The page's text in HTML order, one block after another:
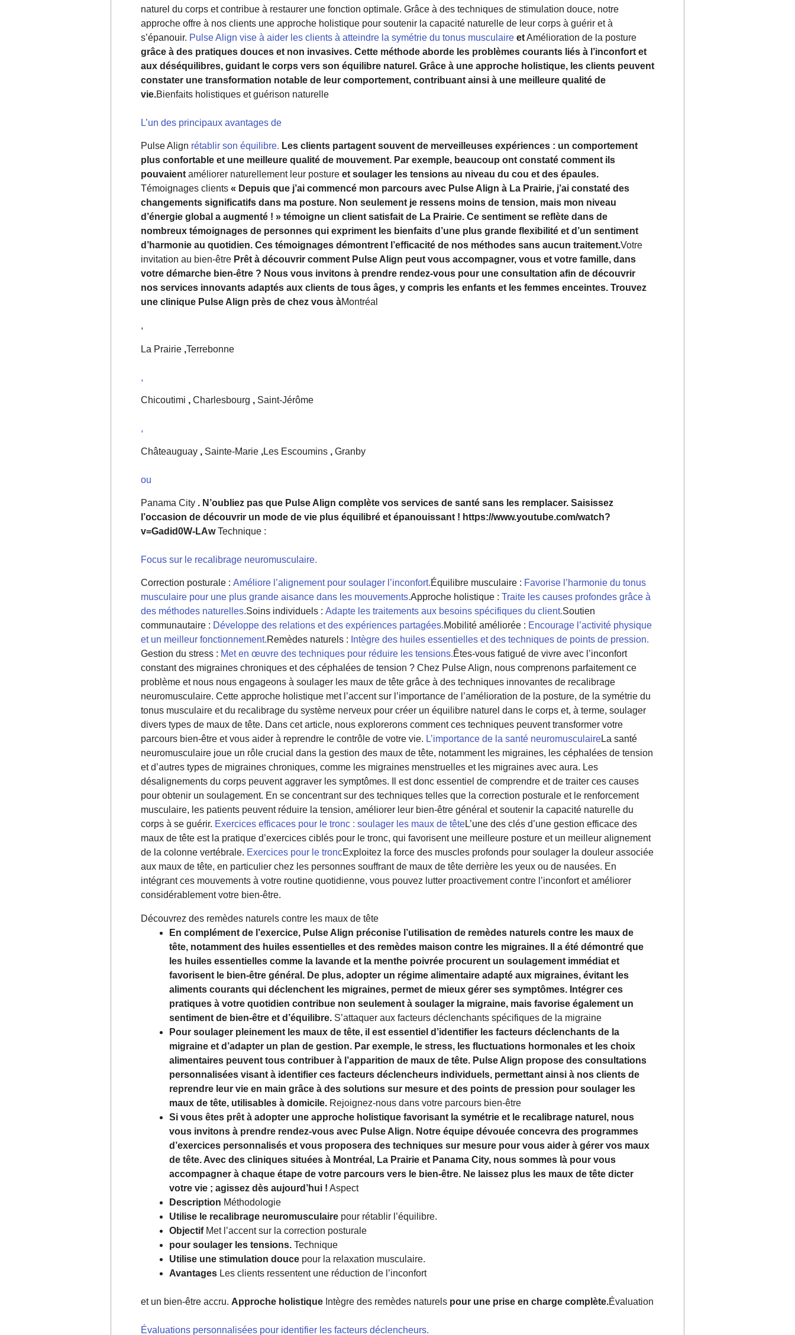
naturel du corps et contribue à restaurer une fonction optimale. Grâce à des techniques de stimulation douce, notre
approche offre à nos clients une approche holistique pour soutenir la capacité naturelle de leur corps à guérir et à
s’épanouir. Pulse Align vise à aider les clients à atteindre la symétrie du tonus musculaire etAmélioration de la posture
grâce à des pratiques douces et non invasives. Cette méthode aborde les problèmes courants liés à l’inconfort et
aux déséquilibres, guidant le corps vers son équilibre naturel. Grâce à une approche holistique, les clients peuvent
constater une transformation notable de leur comportement, contribuant ainsi à une meilleure qualité de
vie.Bienfaits holistiques et guérison naturelle
L’un des principaux avantages de
Pulse Align rétablir son équilibre. Les clients partagent souvent de merveilleuses expériences : un comportement
plus confortable et une meilleure qualité de mouvement. Par exemple, beaucoup ont constaté comment ils
pouvaient améliorer naturellement leur posture et soulager les tensions au niveau du cou et des épaules.
Témoignages clients « Depuis que j’ai commencé mon parcours avec Pulse Align à La Prairie, j’ai constaté des
changements significatifs dans ma posture. Non seulement je ressens moins de tension, mais mon niveau
d’énergie global a augmenté ! » témoigne un client satisfait de La Prairie. Ce sentiment se reflète dans de
nombreux témoignages de personnes qui expriment les bienfaits d’une plus grande flexibilité et d’un sentiment
d’harmonie au quotidien. Ces témoignages démontrent l’efficacité de nos méthodes sans aucun traitement.Votre
invitation au bien-être Prêt à découvrir comment Pulse Align peut vous accompagner, vous et votre famille, dans
votre démarche bien-être ? Nous vous invitons à prendre rendez-vous pour une consultation afin de découvrir
nos services innovants adaptés aux clients de tous âges, y compris les enfants et les femmes enceintes. Trouvez
une clinique Pulse Align près de chez vous àMontréal
,
La Prairie ,Terrebonne
,
Chicoutimi , Charlesbourg , Saint-Jérôme
,
Châteauguay , Sainte-Marie ,Les Escoumins , Granby
ou
Panama City . N’oubliez pas que Pulse Align complète vos services de santé sans les remplacer. Saisissez
l’occasion de découvrir un mode de vie plus équilibré et épanouissant ! https://www.youtube.com/watch?
v=Gadid0W-LAwTechnique :
Focus sur le recalibrage neuromusculaire.
Correction posturale : Améliore l’alignement pour soulager l’inconfort.Équilibre musculaire : Favorise l’harmonie du tonus
musculaire pour une plus grande aisance dans les mouvements.Approche holistique : Traite les causes profondes grâce à
des méthodes naturelles.Soins individuels : Adapte les traitements aux besoins spécifiques du client.Soutien
communautaire : Développe des relations et des expériences partagées.Mobilité améliorée : Encourage l’activité physique
et un meilleur fonctionnement.Remèdes naturels : Intègre des huiles essentielles et des techniques de points de pression.
Gestion du stress : Met en œuvre des techniques pour réduire les tensions.Êtes-vous fatigué de vivre avec l’inconfort
constant des migraines chroniques et des céphalées de tension ? Chez Pulse Align, nous comprenons parfaitement ce
problème et nous nous engageons à soulager les maux de tête grâce à des techniques innovantes de recalibrage
neuromusculaire. Cette approche holistique met l’accent sur l’importance de l’amélioration de la posture, de la symétrie du
tonus musculaire et du recalibrage du système nerveux pour créer un équilibre naturel dans le corps et, à terme, soulager
divers types de maux de tête. Dans cet article, nous explorerons comment ces techniques peuvent transformer votre
parcours bien-être et vous aider à reprendre le contrôle de votre vie. L’importance de la santé neuromusculaireLa santé
neuromusculaire joue un rôle crucial dans la gestion des maux de tête, notamment les migraines, les céphalées de tension
et d’autres types de migraines chroniques, comme les migraines menstruelles et les migraines avec aura. Les
désalignements du corps peuvent aggraver les symptômes. Il est donc essentiel de comprendre et de traiter ces causes
pour obtenir un soulagement. En se concentrant sur des techniques telles que la correction posturale et le renforcement
musculaire, les patients peuvent réduire la tension, améliorer leur bien-être général et soutenir la capacité naturelle du
corps à se guérir. Exercices efficaces pour le tronc : soulager les maux de têteL’une des clés d’une gestion efficace des
maux de tête est la pratique d’exercices ciblés pour le tronc, qui favorisent une meilleure posture et un meilleur alignement
de la colonne vertébrale. Exercices pour le troncExploitez la force des muscles profonds pour soulager la douleur associée
aux maux de tête, en particulier chez les personnes souffrant de maux de tête derrière les yeux ou de nausées. En
intégrant ces mouvements à votre routine quotidienne, vous pouvez lutter proactivement contre l’inconfort et améliorer
considérablement votre bien-être.
Découvrez des remèdes naturels contre les maux de tête
En complément de l’exercice, Pulse Align préconise l’utilisation de remèdes naturels contre les maux de
tête, notamment des huiles essentielles et des remèdes maison contre les migraines. Il a été démontré que
les huiles essentielles comme la lavande et la menthe poivrée procurent un soulagement immédiat et
favorisent le bien-être général. De plus, adopter un régime alimentaire adapté aux migraines, évitant les
aliments courants qui déclenchent les migraines, permet de mieux gérer ses symptômes. Intégrer ces
pratiques à votre quotidien contribue non seulement à soulager la migraine, mais favorise également un
sentiment de bien-être et d’équilibre. S’attaquer aux facteurs déclenchants spécifiques de la migraine
Pour soulager pleinement les maux de tête, il est essentiel d’identifier les facteurs déclenchants de la
migraine et d’adapter un plan de gestion. Par exemple, le stress, les fluctuations hormonales et les choix
alimentaires peuvent tous contribuer à l’apparition de maux de tête. Pulse Align propose des consultations
personnalisées visant à identifier ces facteurs déclencheurs individuels, permettant ainsi à nos clients de
reprendre leur vie en main grâce à des solutions sur mesure et des points de pression pour soulager les
maux de tête, utilisables à domicile. Rejoignez-nous dans votre parcours bien-être
Si vous êtes prêt à adopter une approche holistique favorisant la symétrie et le recalibrage naturel, nous
vous invitons à prendre rendez-vous avec Pulse Align. Notre équipe dévouée concevra des programmes
d’exercices personnalisés et vous proposera des techniques sur mesure pour vous aider à gérer vos maux
de tête. Avec des cliniques situées à Montréal, La Prairie et Panama City, nous sommes là pour vous
accompagner à chaque étape de votre parcours vers le bien-être. Ne laissez plus les maux de tête dicter
votre vie ; agissez dès aujourd’hui ! Aspect
Description Méthodologie
Utilise le recalibrage neuromusculaire pour rétablir l’équilibre.
ObjectifMet l’accent sur la correction posturale
pour soulager les tensions. Technique
Utilise une stimulation douce pour la relaxation musculaire.
Avantages Les clients ressentent une réduction de l’inconfort
et un bien-être accru. Approche holistique Intègre des remèdes naturels pour une prise en charge complète.Évaluation
Évaluations personnalisées pour identifier les facteurs déclencheurs.